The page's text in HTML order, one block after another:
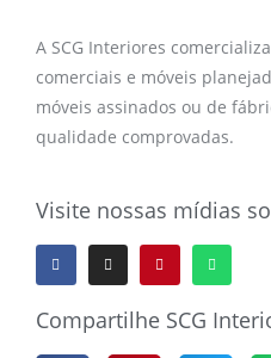
A SCG Interiores
comerciais e móveis
móveis assinados ou de
qualidade comprovadas.
Visite nossas mídias
Compartilhe SCG